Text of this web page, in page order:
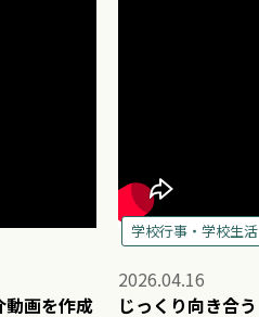
動画を作成
学校行事・学校生活
2026.04.16
じっくり向き合う